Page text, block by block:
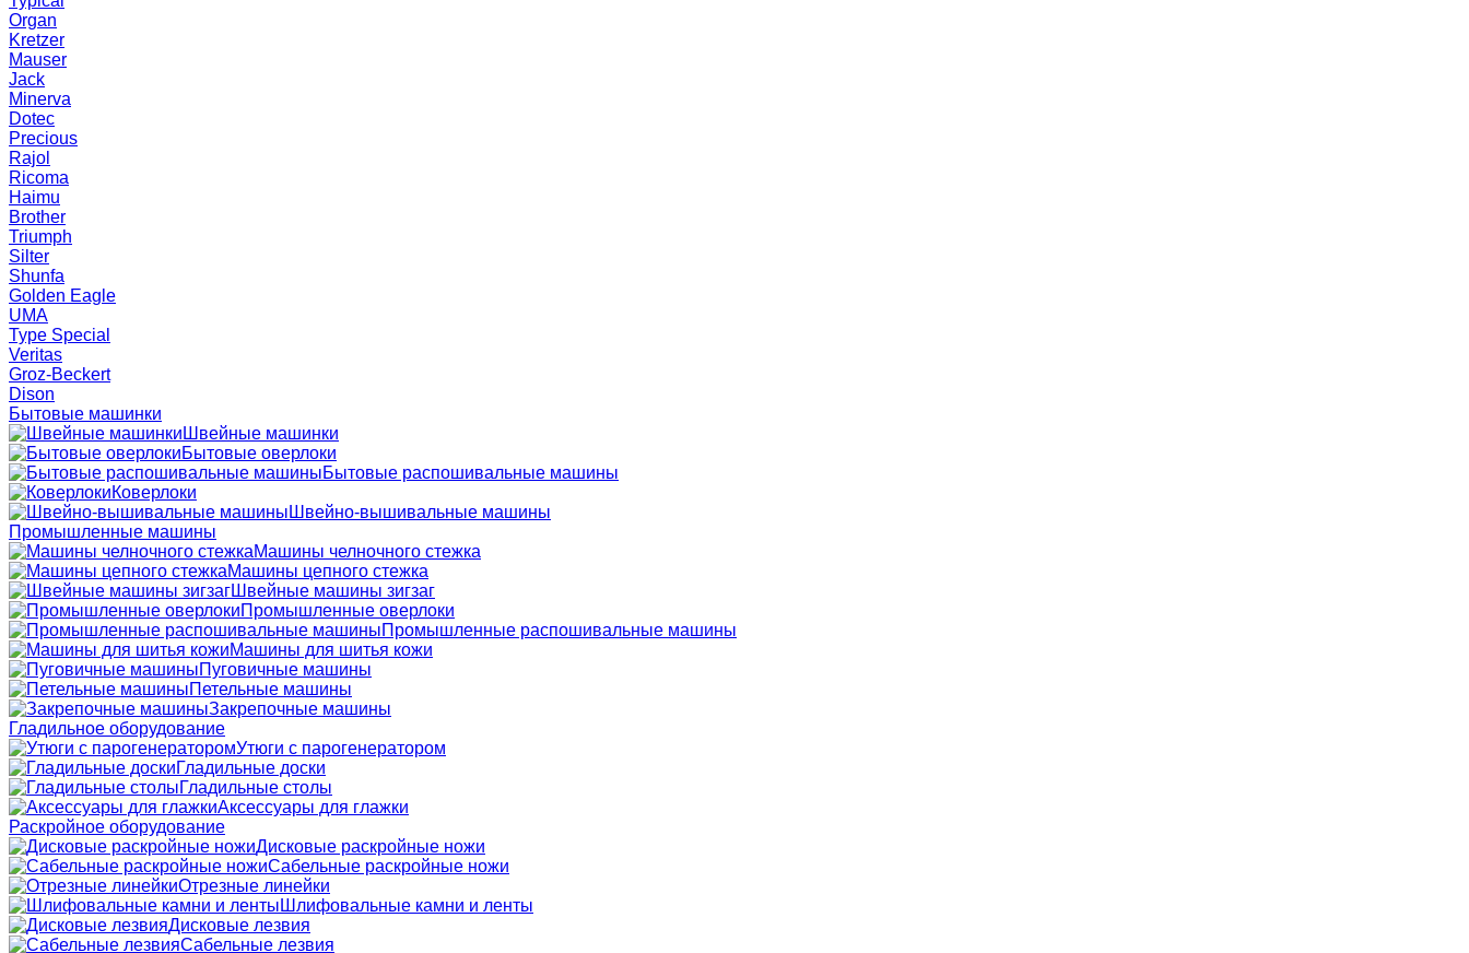
Organ
Kretzer
Mauser
Jack
Minerva
Dotec
Precious
Rajol
Ricoma
Haimu
Brother
Triumph
Silter
Shunfa
Golden Eagle
UMA
Type Special
Veritas
Groz-Beckert
Dison
Бытовые машинки
Швейные машинки
Бытовые оверлоки
Бытовые распошивальные машины
Коверлоки
Швейно-вышивальные машины
Промышленные машины
Машины челночного стежка
Машины цепного стежка
Швейные машины зигзаг
Промышленные оверлоки
Промышленные распошивальные машины
Машины для шитья кожи
Пуговичные машины
Петельные машины
Закрепочные машины
Гладильное оборудование
Утюги с парогенератором
Гладильные доски
Гладильные столы
Аксессуары для глажки
Раскройное оборудование
Дисковые раскройные ножи
Сабельные раскройные ножи
Отрезные линейки
Шлифовальные камни и ленты
Дисковые лезвия
Сабельные лезвия